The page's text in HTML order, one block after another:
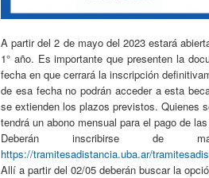
A partir del 2 de mayo del 2023 estará
1° año. Es importante que presenten la
fecha en que cerrará la inscripción
de esa fecha no podrán acceder a esta
se extienden los plazos previstos. Quienes
tendrá un abono mensual para el pago de
Deberán inscribirse de
https://tramitesadistancia.uba.ar/
Allí a partir del 02/05 deberán buscar la